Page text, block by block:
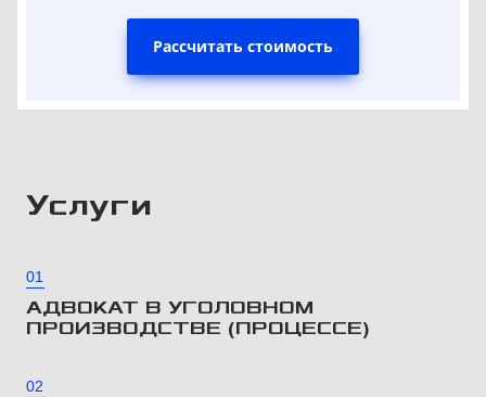
Рассчитать стоимость
Услуги
01
АДВОКАТ В УГОЛОВНОМ
ПРОИЗВОДСТВЕ (ПРОЦЕССЕ)
02